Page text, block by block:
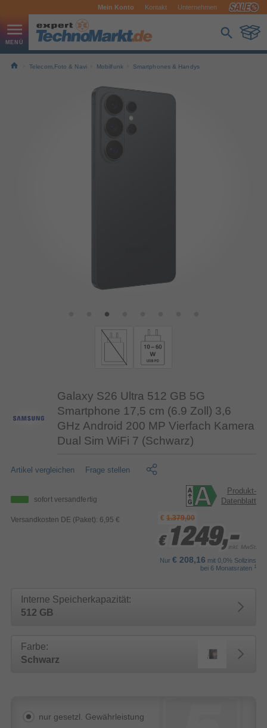
Mein Konto Kontakt Unternehmen
Telecom,Foto & Navi Mobilfunk Smartphones & Handys
Galaxy S26 Ultra 512 GB 5G
Smartphone 17,5 cm (6.9 Zoll) 3,6
GHz Android 200 MP Vierfach Kamera
Dual Sim WiFi 7 (Schwarz)
Artikel vergleichen Frage stellen
sofort versandfertig
Versandkosten DE (Paket): 6,95 €
Produkt-
Datenblatt
€ 1.379,00
€ 1249,-
€ 1249,-
€ 1249,-inkl. MwSt.
Nur € 208,16 mit 0,0% Sollzins
bei 6 Monatsraten 1
Interne Speicherkapazität:
512 GB
Farbe:
Schwarz
nur gesetzl. Gewährleistung